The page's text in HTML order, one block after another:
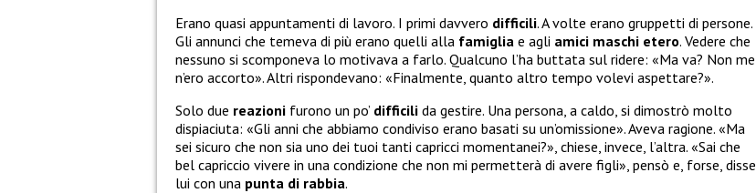
Erano quasi appuntamenti di lavoro. I primi davvero difficili. A volte erano gruppetti di persone.
Gli annunci che temeva di più erano quelli alla famiglia e agli amici maschi etero. Vedere che
nessuno si scomponeva lo motivava a farlo. Qualcuno l’ha buttata sul ridere: «Ma va? Non me
n’ero accorto». Altri rispondevano: «Finalmente, quanto altro tempo volevi aspettare?».
Solo due reazioni furono un po’ difficili da gestire. Una persona, a caldo, si dimostrò molto
dispiaciuta: «Gli anni che abbiamo condiviso erano basati su un’omissione». Aveva ragione. «Ma
sei sicuro che non sia uno dei tuoi tanti capricci momentanei?», chiese, invece, l’altra. «Sai che
bel capriccio vivere in una condizione che non mi permetterà di avere figli», pensò e, forse, disse
lui con una punta di rabbia.